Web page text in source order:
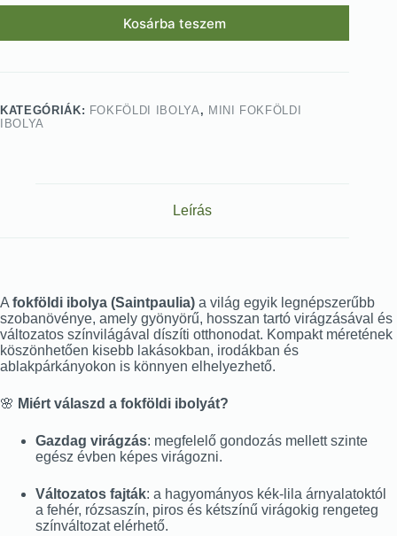
Kosárba teszem
KATEGÓRIÁK: FOKFÖLDI IBOLYA, MINI FOKFÖLDI
IBOLYA
Leírás
A fokföldi ibolya (Saintpaulia) a világ egyik legnépszerűbb
szobanövénye, amely gyönyörű, hosszan tartó virágzásával és
változatos színvilágával díszíti otthonodat. Kompakt méretének
köszönhetően kisebb lakásokban, irodákban és
ablakpárkányokon is könnyen elhelyezhető.
🌸 Miért válaszd a fokföldi ibolyát?
Gazdag virágzás: megfelelő gondozás mellett szinte
egész évben képes virágozni.
Változatos fajták: a hagyományos kék-lila árnyalatoktól
a fehér, rózsaszín, piros és kétszínű virágokig rengeteg
színváltozat elérhető.